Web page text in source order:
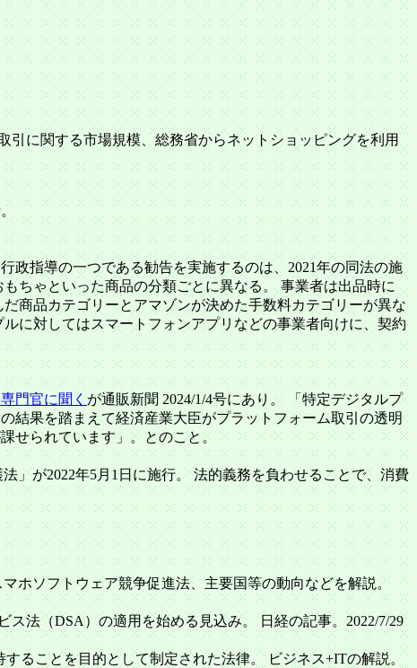
に関する市場規模、総務省からネットショッピングを利用
政指導の一つである勧告を実施するのは、2021年の同法の施
ちゃといった商品の分類ごとに異なる。 事業者は出品時に
商品カテゴリーとアマゾンが決めた手数料カテゴリーが異な
に対してはスマートフォンアプリなどの事業者向けに、契約
門官に聞くが通販新聞 2024/1/4号にあり。 「特定デジタルプ
結果を踏まえて経済産業大臣がプラットフォーム取引の透明
せられています」。とのこと。
」が2022年5月1日に施行。 法的義務を負わせることで、消費
ホソフトウェア競争促進法、主要国等の動向などを解説。
法（DSA）の適用を始める見込み。 日経の記事。2022/7/29
ることを目的として制定された法律。 ビジネス+ITの解説。